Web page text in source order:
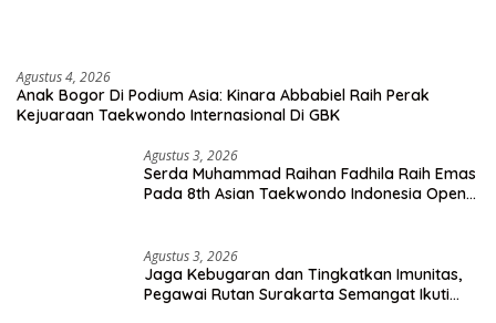
Agustus 4, 2026
Anak Bogor Di Podium Asia: Kinara Abbabiel Raih Perak
Kejuaraan Taekwondo Internasional Di GBK
Agustus 3, 2026
Serda Muhammad Raihan Fadhila Raih Emas
Pada 8th Asian Taekwondo Indonesia Open
Agustus 3, 2026
Jaga Kebugaran dan Tingkatkan Imunitas,
Pegawai Rutan Surakarta Semangat Ikuti